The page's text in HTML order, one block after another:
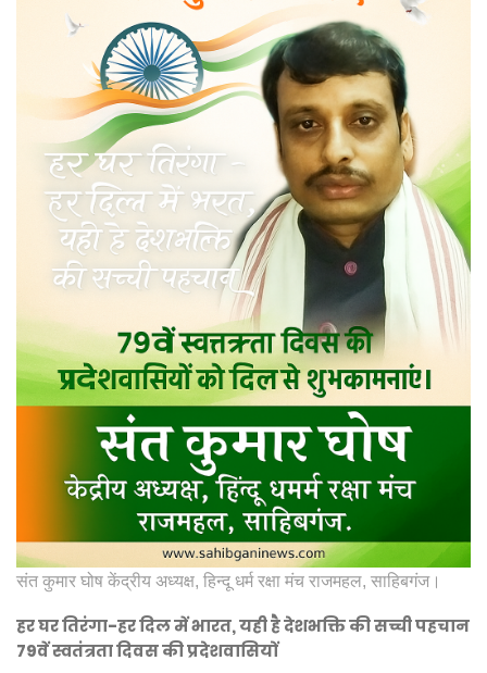
संत कुमार घोष केंद्रीय अध्यक्ष, हिन्दू धर्म रक्षा मंच राजमहल, साहिबगंज।
हर घर तिरंगा-हर दिल में भारत, यही है देशभक्ति की सच्ची पहचान
79वें स्वतंत्रता दिवस की प्रदेशवासियों